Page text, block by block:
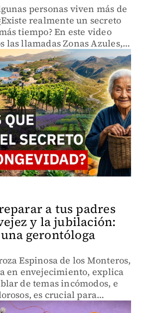
personas viven más de
realmente un secreto
tiempo? En este video
las llamadas Zonas Azules,
ciencia sobre la longevidad y
podrían aplicarse
a tus padres
y la jubilación:
gerontóloga
Espinosa de los Monteros,
en envejecimiento, explica
de temas incómodos, e
es crucial para
envejecimiento saludable.